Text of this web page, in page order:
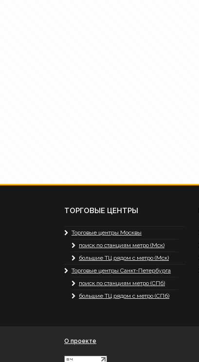
ТОРГОВЫЕ ЦЕНТРЫ
Торговые центры Москвы
поиск по станциям метро (Мск)
большие ТЦ рядом с метро (Мск)
Торговые центры Санкт-Петербурга
поиск по станциям метро (СПб)
большие ТЦ рядом с метро (СПб)
О проекте